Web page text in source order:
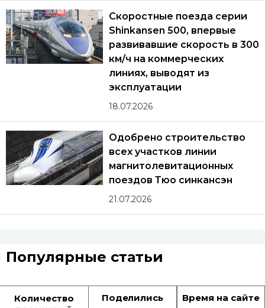
Скоростные поезда серии
Shinkansen 500, впервые
развивавшие скорость в 300
км/ч на коммерческих
линиях, выводят из
эксплуатации
18.07.2026
Одобрено строительство
всех участков линии
магнитолевитационных
поездов Тюо синкансэн
21.07.2026
Популярные статьи
Количество
Поделились Время на сайте